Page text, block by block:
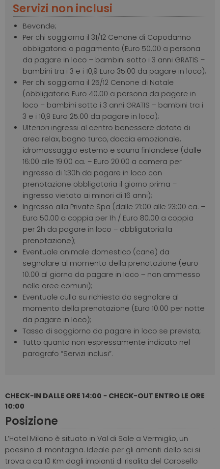
Servizi non inclusi
Bevande;
Per chi soggiorna il 31/12 Cenone di Capodanno
obbligatorio a pagamento (Euro 50.00 a persona
da pagare in loco – bambini sotto i 3 anni GRATIS –
bambini tra i 3 e i 10,9 Euro 35.00 da pagare in loco);
Per chi soggiorna il 25/12 Cenone di Natale
(obbligatorio Euro 40.00 a persona da pagare in
loco – bambini sotto i 3 anni GRATIS – bambini tra i
3 e i 10,9 Euro 25.00 da pagare in loco);
Ulteriori ingressi al centro benessere dotato di
area relax, bagno turco, doccia emozionale,
idromassaggio esterno e sauna finlandese (dalle
16:00 alle 19:00 ca. – Euro 20.00 a camera per
ingresso di 1:30h da pagare in loco con
prenotazione obbligatoria il giorno prima –
ingresso vietato ai minori di 16 anni);
Ingresso alla Private Spa (dalle 21:00 alle 23:00 ca. –
Euro 50.00 a coppia per 1h / Euro 80.00 a coppia
per 2h da pagare in loco – obbligatoria la
prenotazione);
Eventuale animale domestico (cane) da
segnalare al momento della prenotazione (euro
10.00 al giorno da pagare in loco – non ammesso
nelle aree comuni);
Eventuale culla su richiesta da segnalare al
momento della prenotazione (Euro 10.00 per notte
da pagare in loco);
Tassa di soggiorno da pagare in loco se prevista;
Tutto quanto non espressamente indicato nel
paragrafo “Servizi inclusi”.
CHECK-IN DALLE ORE 14:00 - CHECK-OUT ENTRO LE ORE
10:00
Posizione
L’Hotel Milano è situato in Val di Sole a Vermiglio, un
paesino di montagna. Ideale per gli amanti dello sci si
trova a ca 10 Km dagli impianti di risalita del Carosello